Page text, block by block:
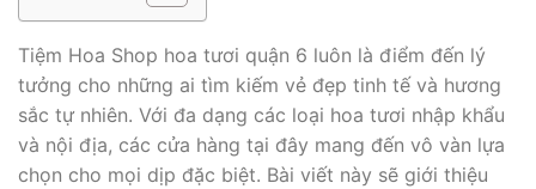
Tiệm Hoa Shop hoa tươi quận 6 luôn là điểm đến lý
tưởng cho những ai tìm kiếm vẻ đẹp tinh tế và hương
sắc tự nhiên. Với đa dạng các loại hoa tươi nhập khẩu
và nội địa, các cửa hàng tại đây mang đến vô vàn lựa
chọn cho mọi dịp đặc biệt. Bài viết này sẽ giới thiệu